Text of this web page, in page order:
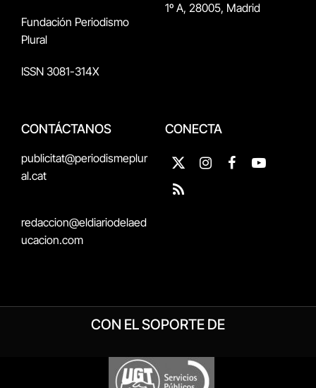
Fundación Periodismo
Plural
ISSN 3081-314X
1º A, 28005, Madrid
CONTÁCTANOS
publicitat@periodismeplur
al.cat
redaccion@eldiariodelaed
ucacion.com
CONECTA
X
(Twitter)
InstagramFacebookYouTube
RSS
CON EL SOPORTE DE